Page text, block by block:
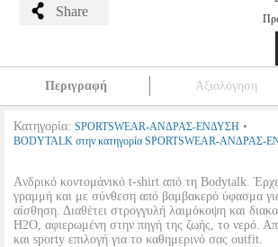
Share
Περιγραφή Αξιολόγηση
Κατηγορία: SPORTSWEAR-ΑΝΔΡΑΣ-ΕΝΔΥΣΗ •
BODYTALK στην κατηγορία SPORTSWEAR-ΑΝΔΡΑΣ-
Aνδρικό κοντομάνικό t-shirt από τη Bodytalk.
γραμμή και με σύνθεση από βαμβακερό ύφασμα
αίσθηση. Διαθέτει στρογγυλή λαιμόκοψη και
H2O, αφιερωμένη στην πηγή της ζωής, το νερό.
και sporty επιλογή για το καθημερινό σας outfit.